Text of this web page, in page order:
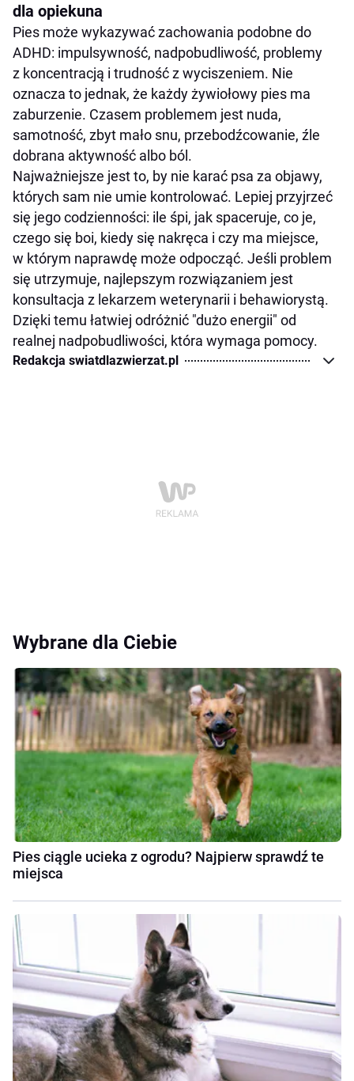
dla opiekuna
Pies może wykazywać zachowania podobne do
ADHD: impulsywność, nadpobudliwość, problemy
z koncentracją i trudność z wyciszeniem. Nie
oznacza to jednak, że każdy żywiołowy pies ma
zaburzenie. Czasem problemem jest nuda,
samotność, zbyt mało snu, przebodźcowanie, źle
dobrana aktywność albo ból.
Najważniejsze jest to, by nie karać psa za objawy,
których sam nie umie kontrolować. Lepiej przyjrzeć
się jego codzienności: ile śpi, jak spaceruje, co je,
czego się boi, kiedy się nakręca i czy ma miejsce,
w którym naprawdę może odpocząć. Jeśli problem
się utrzymuje, najlepszym rozwiązaniem jest
konsultacja z lekarzem weterynarii i behawiorystą.
Dzięki temu łatwiej odróżnić "dużo energii" od
realnej nadpobudliwości, która wymaga pomocy.
Redakcja swiatdlazwierzat.pl
Wybrane dla Ciebie
Pies ciągle ucieka z ogrodu? Najpierw sprawdź te
miejsca